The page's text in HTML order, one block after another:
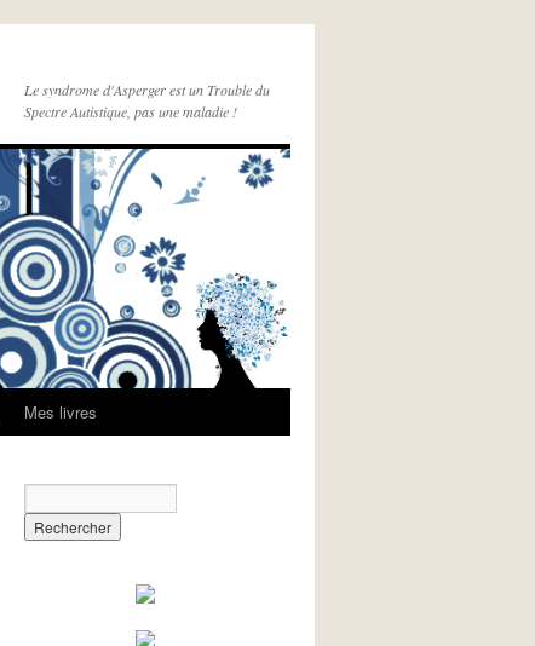
Le syndrome d'Asperger est un Trouble du
Spectre Autistique, pas une maladie !
Mes livres